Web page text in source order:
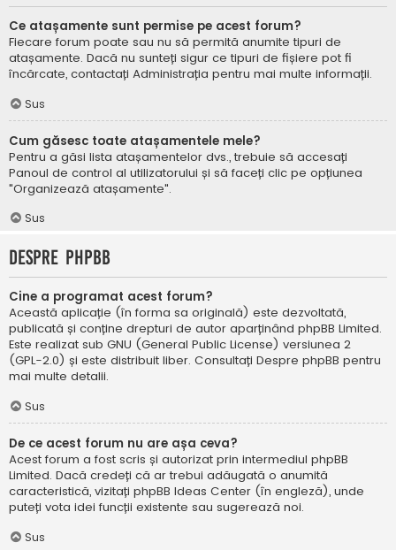
Ce atașamente sunt permise pe acest forum?
Fiecare forum poate sau nu să permită anumite tipuri de
atașamente. Dacă nu sunteți sigur ce tipuri de fișiere pot fi
încărcate, contactați Administrația pentru mai multe informații.
Sus
Cum găsesc toate atașamentele mele?
Pentru a găsi lista atașamentelor dvs., trebuie să accesați
Panoul de control al utilizatorului și să faceți clic pe opțiunea
"Organizează atașamente".
Sus
Despre phpBB
Cine a programat acest forum?
Această aplicație (în forma sa originală) este dezvoltată,
publicată și conține drepturi de autor aparținând phpBB Limited.
Este realizat sub GNU (General Public License) versiunea 2
(GPL-2.0) și este distribuit liber. Consultați Despre phpBB pentru
mai multe detalii.
Sus
De ce acest forum nu are așa ceva?
Acest forum a fost scris și autorizat prin intermediul phpBB
Limited. Dacă credeți că ar trebui adăugată o anumită
caracteristică, vizitați phpBB Ideas Center (în engleză), unde
puteți vota idei funcții existente sau sugerează noi.
Sus